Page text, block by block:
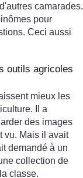
camarades.
pour
Ceci aussi
outils agricoles
mieux les
Il a
des images
vu. Mais il avait
demandé à un
collection de
classe.